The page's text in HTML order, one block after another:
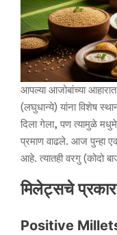
आपल्या आजोबांच्या
(लघुधान्ये) यांना विशेष
दिला गेला, पण त्यामुळे
प्रमाण वाढले. आज पुन्हा
आहे. त्यातही वरगु (कोदो
मिलेट्सचे प्रकार
Positive